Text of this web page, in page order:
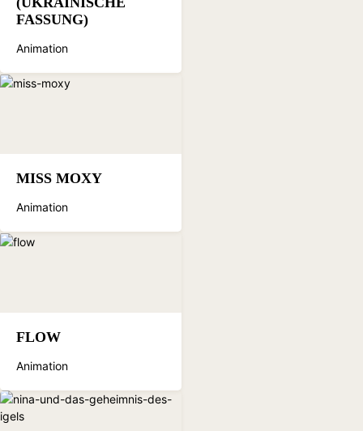
FASSUNG)
Animation
MISS MOXY
Animation
FLOW
Animation